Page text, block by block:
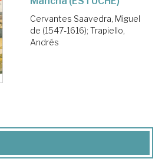
Cervantes Saavedra, Miguel
de (1547-1616); Trapiello,
Andrés